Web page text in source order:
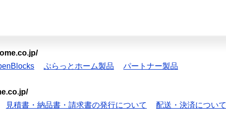
ぷらっとホーム製品 パートナー製品
見積書・納品書・請求書の発行について 配送・決済について